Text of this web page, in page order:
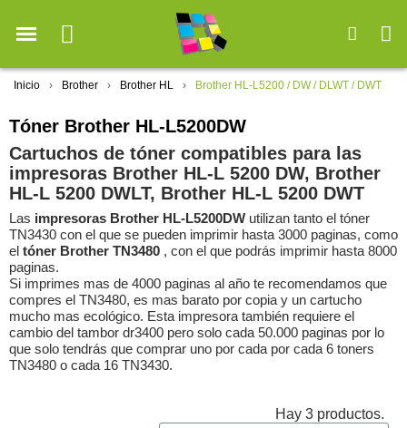
Inicio Brother Brother HL Brother HL-L5200 / DW / DLWT / DWT
Tóner Brother HL-L5200DW
Cartuchos de tóner compatibles para las
impresoras Brother HL-L 5200 DW, Brother
HL-L 5200 DWLT, Brother HL-L 5200 DWT
Las impresoras Brother HL-L5200DW utilizan tanto el tóner
TN3430 con el que se pueden imprimir hasta 3000 paginas, como
el tóner Brother TN3480 , con el que podrás imprimir hasta 8000
paginas.
Si imprimes mas de 4000 paginas al año te recomendamos que
compres el TN3480, es mas barato por copia y un cartucho
mucho mas ecológico. Esta impresora también requiere el
cambio del tambor dr3400 pero solo cada 50.000 paginas por lo
que solo tendrás que comprar uno por cada por cada 6 toners
TN3480 o cada 16 TN3430.
Hay 3 productos.